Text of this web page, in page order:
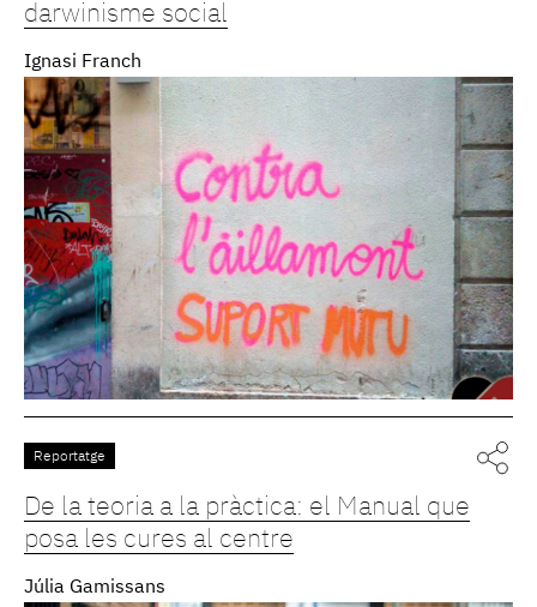
darwinisme social
Ignasi Franch
Reportatge
De la teoria a la pràctica: el Manual que
posa les cures al centre
Júlia Gamissans